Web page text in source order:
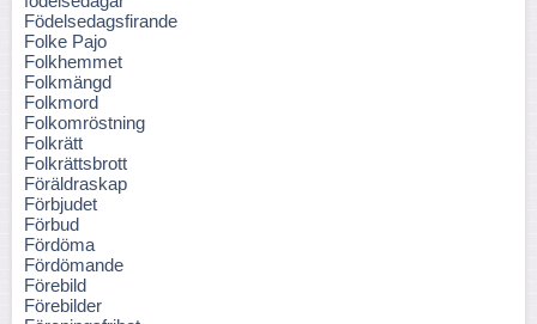
Födelsedagsfirande
Folke Pajo
Folkhemmet
Folkmängd
Folkmord
Folkomröstning
Folkrätt
Folkrättsbrott
Föräldraskap
Förbjudet
Förbud
Fördöma
Fördömande
Förebild
Förebilder